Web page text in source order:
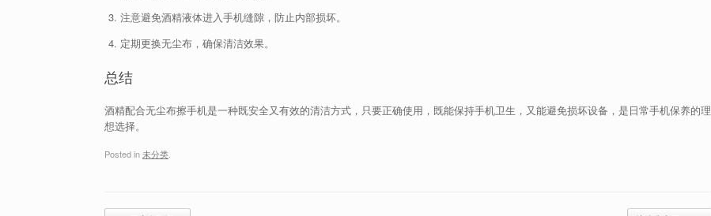
注意避免酒精液体进入手机缝隙，防止内部损坏。
定期更换无尘布，确保清洁效果。
总结
酒精配合无尘布擦手机是一种既安全又有效的清洁方式，只要正确使用，既能保持手机卫生，又能避免损坏设备，是日常手机保养的理
想选择。
Posted in未分类